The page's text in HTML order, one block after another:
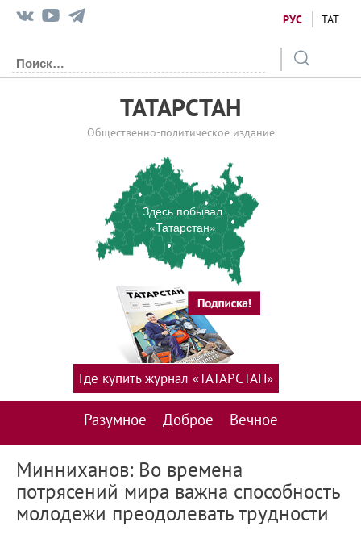
РУС ТАТ
ТАТАРСТАН
Общественно-политическое издание
Здесь побывал
«Татарстан»
Разумное Доброе Вечное
Где купить журнал «ТАТАРСТАН»
Минниханов: Во времена
потрясений мира важна способность
молодежи преодолевать трудности